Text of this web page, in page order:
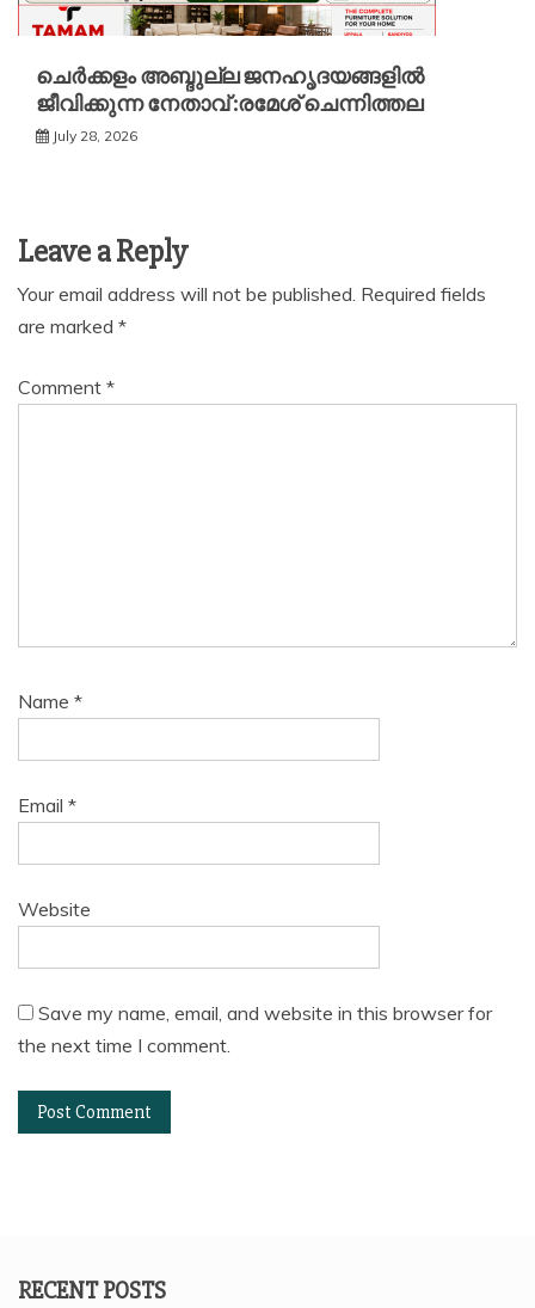
ചെർക്കളം അബ്ദുല്ല ജനഹൃദയങ്ങളിൽ
ജീവിക്കുന്ന നേതാവ് :രമേശ് ചെന്നിത്തല
July 28, 2026
Leave a Reply
Your email address will not be published. Required fields
are marked *
Comment *
Name *
Email *
Website
Save my name, email, and website in this browser for
the next time I comment.
RECENT POSTS